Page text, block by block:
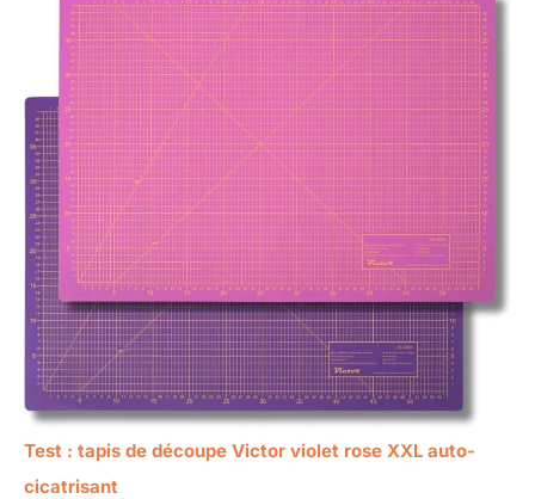
Test : tapis de découpe Victor violet rose XXL auto-
cicatrisant